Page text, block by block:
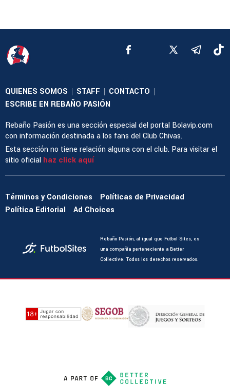
QUIENES SOMOS STAFF CONTACTO
ESCRIBE EN REBAÑO PASIÓN
Rebaño Pasión es una sección especial del portal Bolavip.com
con información destinada a los fans del Club Chivas.
Esta sección no tiene relación alguna con el club. Para visitar el
sitio oficial haz click aquí
Términos y Condiciones
Políticas de Privacidad
Política Editorial
Ad Choices
Rebaño Pasión, al igual que Futbol Sites, es
una compañía perteneciente a Better
Collective. Todos los derechos reservados.